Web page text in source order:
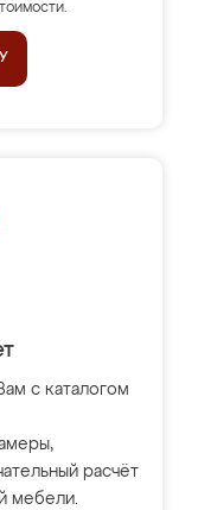
с каталогом
расчёт
мебели.